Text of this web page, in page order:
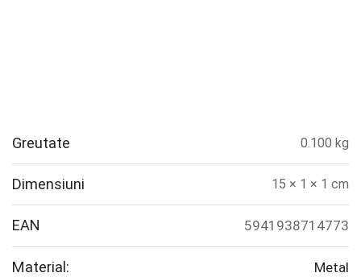
Greutate 0.100 kg
Dimensiuni 15 × 1 × 1 cm
EAN 5941938714773
Material: Metal